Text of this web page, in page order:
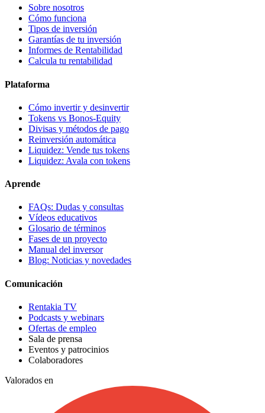
Sobre nosotros
Cómo funciona
Tipos de inversión
Garantías de tu inversión
Informes de Rentabilidad
Calcula tu rentabilidad
Plataforma
Cómo invertir y desinvertir
Tokens vs Bonos-Equity
Divisas y métodos de pago
Reinversión automática
Liquidez: Vende tus tokens
Liquidez: Avala con tokens
Aprende
FAQs: Dudas y consultas
Vídeos educativos
Glosario de términos
Fases de un proyecto
Manual del inversor
Blog: Noticias y novedades
Comunicación
Rentakia TV
Podcasts y webinars
Ofertas de empleo
Sala de prensa
Eventos y patrocinios
Colaboradores
Valorados en